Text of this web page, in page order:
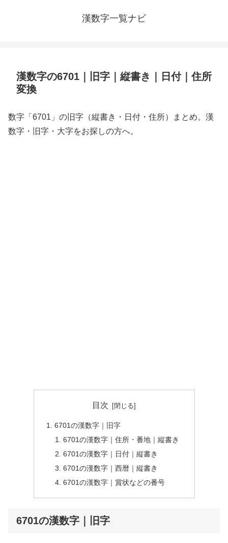
漢数字一覧ナビ
漢数字の6701｜旧字｜縦書き｜日付｜住所
変換
数字「6701」の旧字（縦書き・日付・住所）まとめ。漢
数字・旧字・大字をお探しの方へ。
目次
6701の漢数字｜旧字
6701の漢数字｜住所・番地｜縦書き
6701の漢数字｜日付｜縦書き
6701の漢数字｜西暦｜縦書き
6701の漢数字｜賞状などの番号
6701の漢数字｜旧字